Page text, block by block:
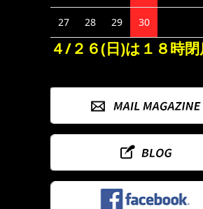
27 28 29 30
４/２６(日)は１８時